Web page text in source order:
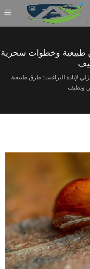
طبيعية وخطوات سحرية
لإبادة البراغيث: طرق طبيعية
ونظيف